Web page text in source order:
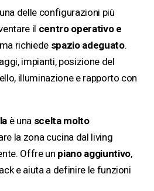
delle configurazioni più
il centro operativo e
richiede spazio adeguato.
impianti, posizione del
illuminazione e rapporto con
è una scelta molto
la zona cucina dal living
Offre un piano aggiuntivo,
e aiuta a definire le funzioni